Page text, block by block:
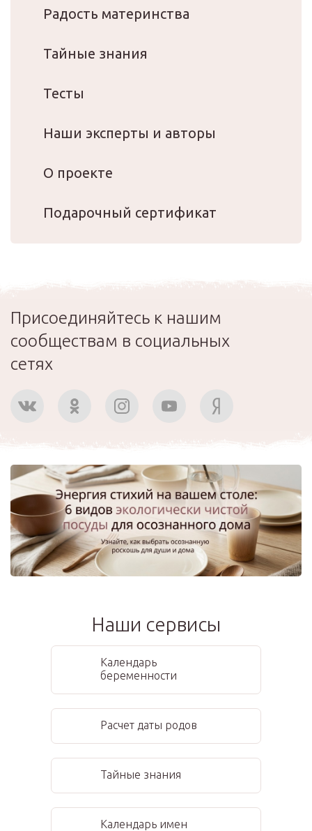
Радость материнства
Тайные знания
Тесты
Наши эксперты и авторы
О проекте
Подарочный сертификат
Присоединяйтесь к нашим
сообществам в социальных
сетях
Наши сервисы
Календарь
беременности
Расчет даты родов
Тайные знания
Календарь имен